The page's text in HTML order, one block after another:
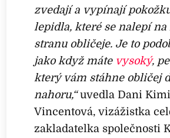
zvedají a vypínají
lepidla, které se nalepí na
stranu obličeje. Je to
jako když máte vysoký,
který vám stáhne obličej
nahoru,“uvedla Dani
Vincentová, vizážistka
zakladatelka společnosti